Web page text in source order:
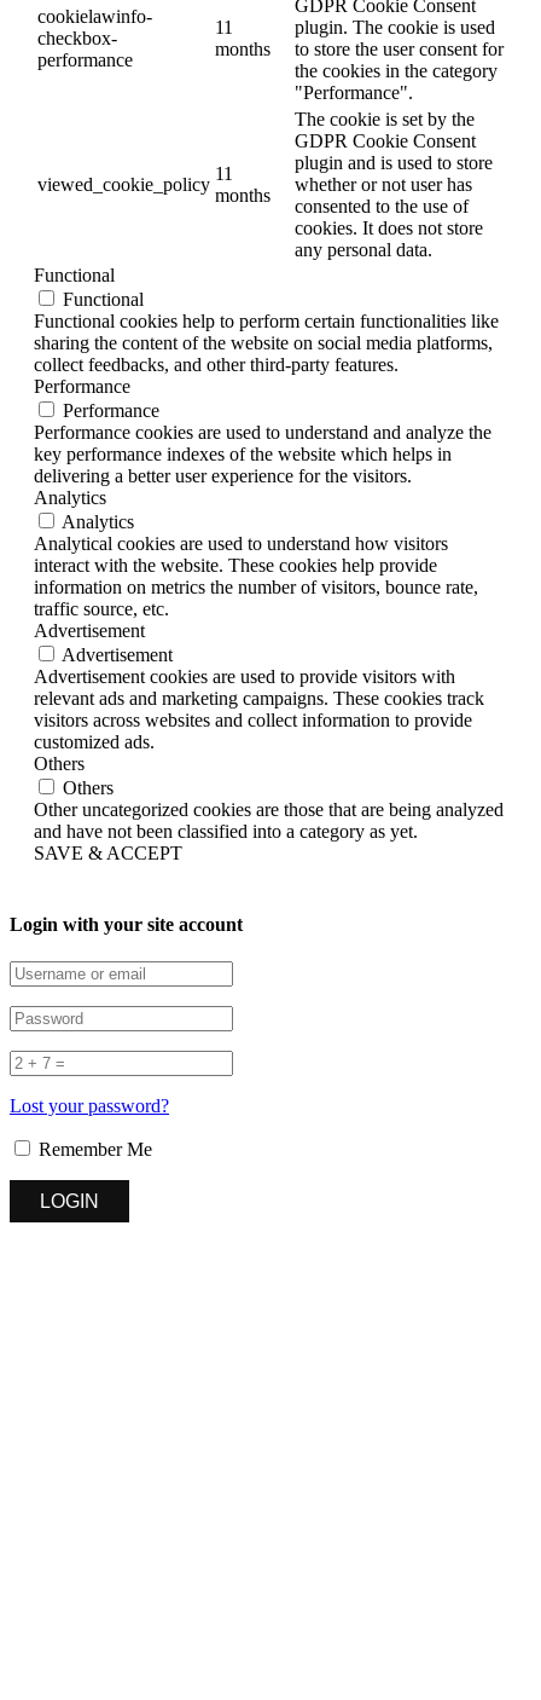
cookielawinfo-
checkbox-
performance
11
months
GDPR Cookie Consent
plugin. The cookie is used
to store the user consent for
the cookies in the category
"Performance".
viewed_cookie_policy
11
months
The cookie is set by the
GDPR Cookie Consent
plugin and is used to store
whether or not user has
consented to the use of
cookies. It does not store
any personal data.
Functional
Functional
Functional cookies help to perform certain functionalities like
sharing the content of the website on social media platforms,
collect feedbacks, and other third-party features.
Performance
Performance
Performance cookies are used to understand and analyze the
key performance indexes of the website which helps in
delivering a better user experience for the visitors.
Analytics
Analytics
Analytical cookies are used to understand how visitors
interact with the website. These cookies help provide
information on metrics the number of visitors, bounce rate,
traffic source, etc.
Advertisement
Advertisement
Advertisement cookies are used to provide visitors with
relevant ads and marketing campaigns. These cookies track
visitors across websites and collect information to provide
customized ads.
Others
Others
Other uncategorized cookies are those that are being analyzed
and have not been classified into a category as yet.
SAVE & ACCEPT
Login with your site account
Lost your password?
Remember Me